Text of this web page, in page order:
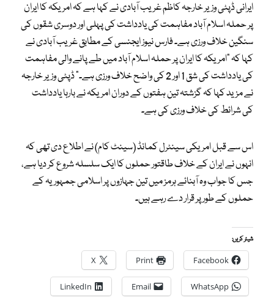
ایرانی ڈپٹی وزیر خارجہ کاظم غریب آبادی نے کہا ہے کہ امریکہ کا ایران
پر حملہ اسلام آباد مفاہمت کی یادداشت کی پہلی اور دوسری شقوں کی
سنگین خلاف ورزی ہے۔ فارس نیوز ایجنسی کے مطابق غریب آبادی نے
کہا کہ “امریکہ کا ایران پر حملہ اسلام آباد میں طے پانے والی مفاہمت
کی یادداشت کی شق 1 اور 2 کی واضح خلاف ورزی ہے۔” ڈپٹی وزیر خارجہ
نے مزید کہا کہ گزشتہ تین ہفتوں کے دوران امریکہ نے بارہا یادداشت
کی شرائط کی خلاف ورزی کی ہے۔
اس سے قبل امریکی سینٹرل کمانڈ (سینٹ کام) نے اطلاع دی تھی کہ
انہوں نے ایران کے خلاف طاقتور حملوں کا ایک سلسلہ شروع کر دیا ہے،
جس کا جواب وہ آبنائے ہرمز میں تین جہازوں پر اسلامی جمہوریہ کے
حملوں کے طور پر قرار دے رہے ہیں۔
شیئر کریں:
Facebook
Print
X
WhatsApp
Email
LinkedIn